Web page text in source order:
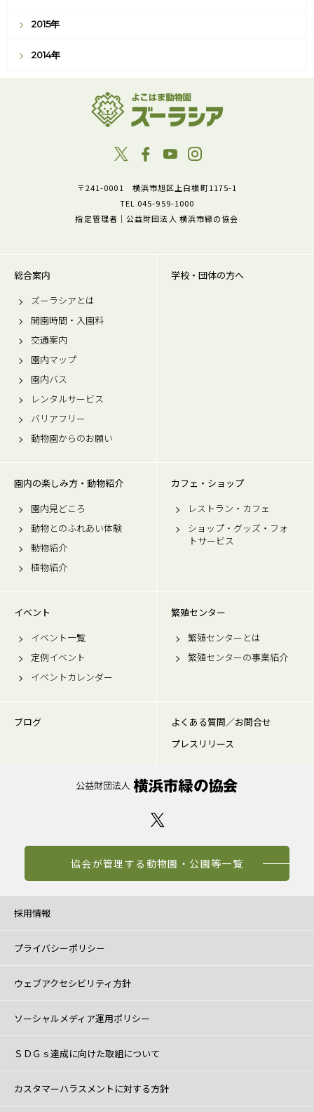
2015年
2014年
〒241-0001 横浜市旭区上白根町1175-1
TEL 045-959-1000
指定管理者｜公益財団法人 横浜市緑の協会
総合案内
ズーラシアとは
開園時間・入園料
交通案内
園内マップ
園内バス
レンタルサービス
バリアフリー
動物園からのお願い
学校・団体の方へ
園内の楽しみ方・動物紹介
園内見どころ
動物とのふれあい体験
動物紹介
植物紹介
カフェ・ショップ
レストラン・カフェ
ショップ・グッズ・フォ
トサービス
イベント
イベント一覧
定例イベント
イベントカレンダー
繁殖センター
繁殖センターとは
繁殖センターの事業紹介
ブログ
よくある質問／お問合せ
プレスリリース
協会が管理する動物園・公園等一覧
採用情報
プライバシーポリシー
ウェブアクセシビリティ方針
ソーシャルメディア運用ポリシー
ＳＤＧｓ達成に向けた取組について
カスタマーハラスメントに対する方針